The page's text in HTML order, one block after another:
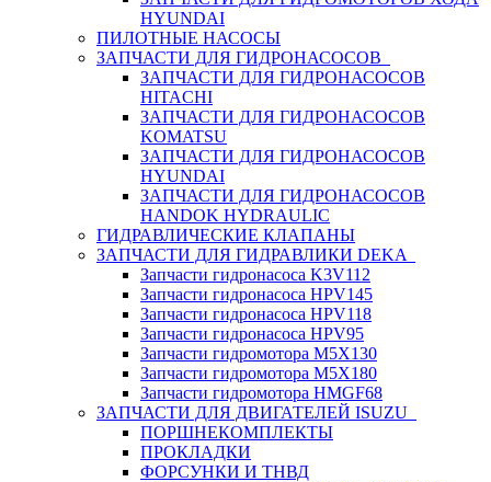
HYUNDAI
ПИЛОТНЫЕ НАСОСЫ
ЗАПЧАСТИ ДЛЯ ГИДРОНАСОСОВ
ЗАПЧАСТИ ДЛЯ ГИДРОНАСОСОВ
HITACHI
ЗАПЧАСТИ ДЛЯ ГИДРОНАСОСОВ
KOMATSU
ЗАПЧАСТИ ДЛЯ ГИДРОНАСОСОВ
HYUNDAI
ЗАПЧАСТИ ДЛЯ ГИДРОНАСОСОВ
HANDOK HYDRAULIC
ГИДРАВЛИЧЕСКИЕ КЛАПАНЫ
ЗАПЧАСТИ ДЛЯ ГИДРАВЛИКИ DEKA
Запчасти гидронасоса K3V112
Запчасти гидронасоса HPV145
Запчасти гидронасоса HPV118
Запчасти гидронасоса HPV95
Запчасти гидромотора M5X130
Запчасти гидромотора M5X180
Запчасти гидромотора HMGF68
ЗАПЧАСТИ ДЛЯ ДВИГАТЕЛЕЙ ISUZU
ПОРШНЕКОМПЛЕКТЫ
ПРОКЛАДКИ
ФОРСУНКИ И ТНВД